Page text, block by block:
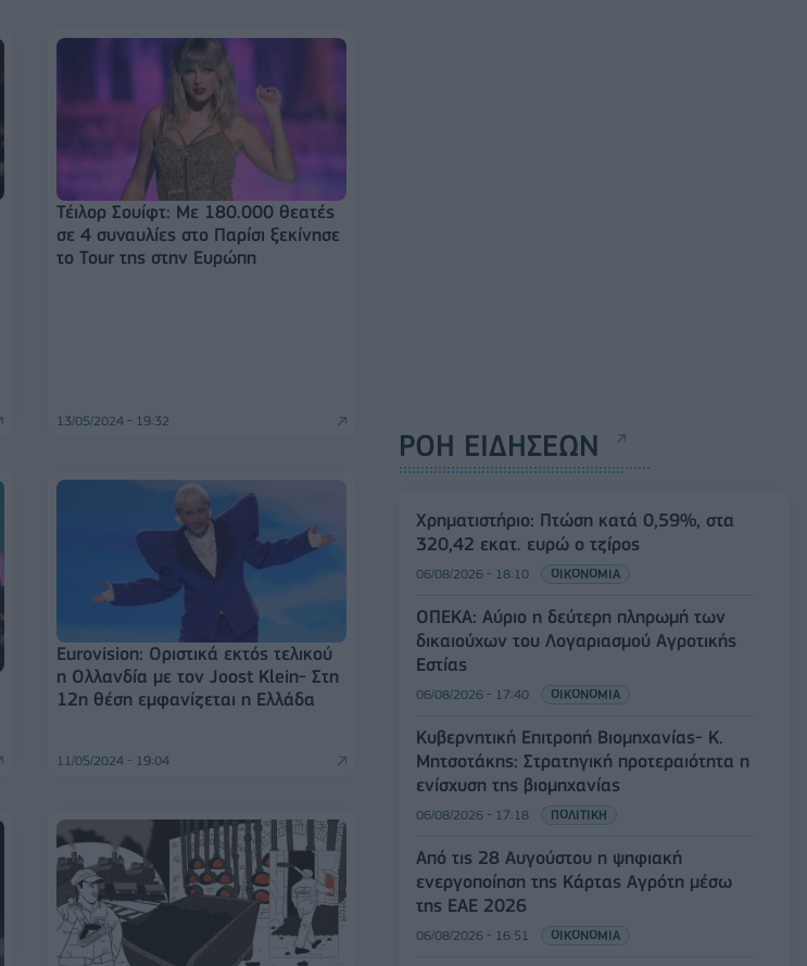
Τέιλορ Σουίφτ: Με 180.000 θεατές
σε 4 συναυλίες στο Παρίσι ξεκίνησε
το Tour της στην Ευρώπη
13/05/2024 - 19:32
Eurovision: Οριστικά εκτός τελικού
η Ολλανδία με τον Joost Klein- Στη
12η θέση εμφανίζεται η Ελλάδα
11/05/2024 - 19:04
ΡΟΗ ΕΙΔΗΣΕΩΝ
Χρηματιστήριο: Πτώση κατά 0,59%, στα
320,42 εκατ. ευρώ ο τζίρος
06/08/2026 - 18:10 ΟΙΚΟΝΟΜΙΑ
ΟΠΕΚΑ: Αύριο η δεύτερη πληρωμή των
δικαιούχων του Λογαριασμού Αγροτικής
Εστίας
06/08/2026 - 17:40 ΟΙΚΟΝΟΜΙΑ
Κυβερνητική Επιτροπή Βιομηχανίας- Κ.
Μητσοτάκης: Στρατηγική προτεραιότητα η
ενίσχυση της βιομηχανίας
06/08/2026 - 17:18 ΠΟΛΙΤΙΚΗ
Από τις 28 Αυγούστου η ψηφιακή
ενεργοποίηση της Κάρτας Αγρότη μέσω
της ΕΑΕ 2026
06/08/2026 - 16:51 ΟΙΚΟΝΟΜΙΑ